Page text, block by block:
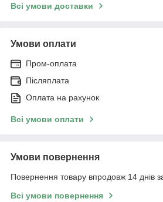
Всі умови доставки
Умови оплати
Пром-оплата
Післяплата
Оплата на рахунок
Всі умови оплати
Умови повернення
Повернення товару впродовж 14 днів
Всі умови повернення